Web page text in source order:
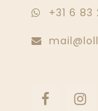
+31 6 83